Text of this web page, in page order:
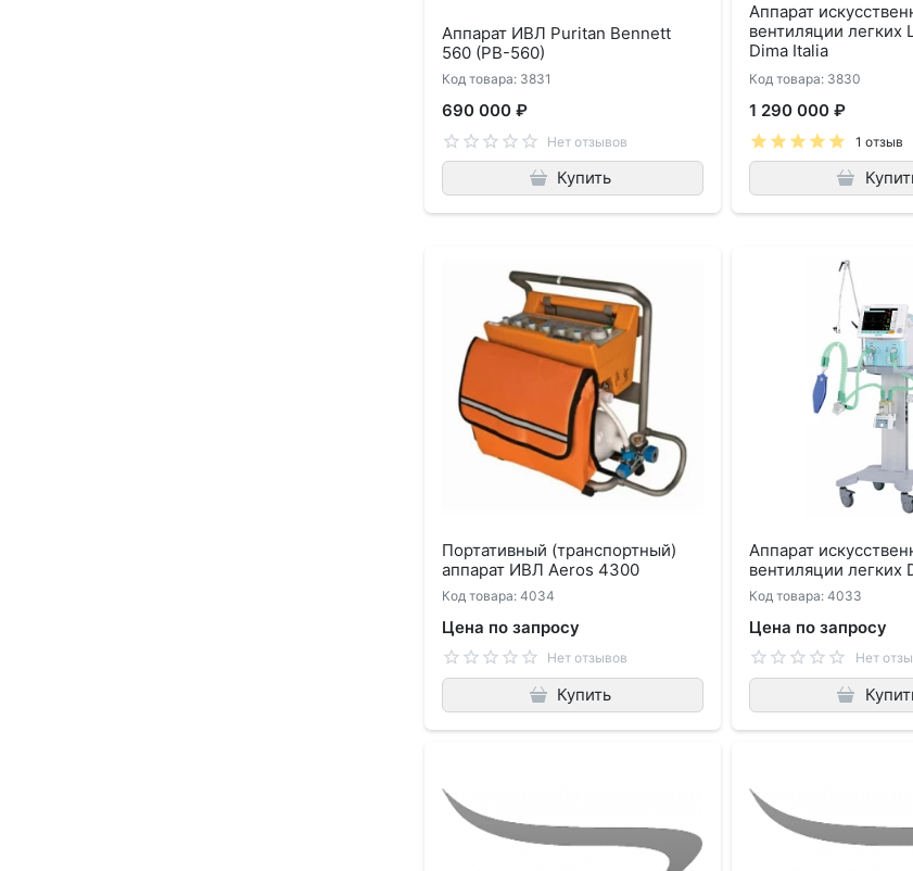
Аппарат ИВЛ Puritan Bennett
560 (PB-560)
Код товара: 3831
690 000 ₽
Нет отзывов
Купить
Аппарат
вентиляции легких
Dima Italia
Код товара: 3830
1 290 000 ₽
1 отзыв
Портативный (транспортный)
аппарат ИВЛ Aeros 4300
Код товара: 4034
Цена по запросу
Нет отзывов
Купить
Аппарат
вентиляции легких
Код товара: 4033
Цена по запросу
Нет